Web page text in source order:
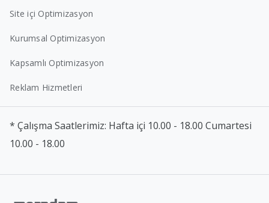
Site içi Optimizasyon
Kurumsal Optimizasyon
Kapsamlı Optimizasyon
Reklam Hizmetleri
* Çalışma Saatlerimiz: Hafta içi 10.00 - 18.00 Cumartesi
10.00 - 18.00